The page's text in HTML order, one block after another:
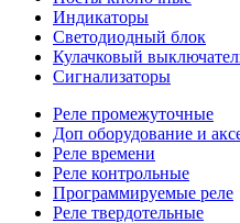
Индикаторы
Светодиодный блок
Кулачковый
Сигнализаторы
Реле промежуточные
Доп оборудование и
Реле времени
Реле контрольные
Программируемые реле
Реле твердотельные